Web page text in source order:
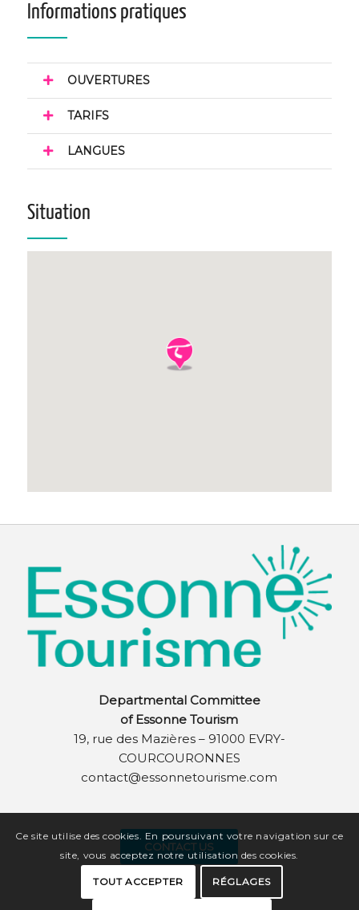
Informations pratiques
OUVERTURES
TARIFS
LANGUES
Situation
Departmental Committee
of Essonne Tourism
19, rue des Mazières – 91000 EVRY-
COURCOURONNES
contact@essonnetourisme.com
CONTACT US
Ce site utilise des cookies. En poursuivant votre navigation sur ce
site, vous acceptez notre utilisation des cookies.
TOUT ACCEPTER RÉGLAGES